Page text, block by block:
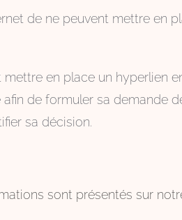
de ne peuvent mettre en
en place un hyperlien
de formuler sa demande
sa décision.
sont présentés sur